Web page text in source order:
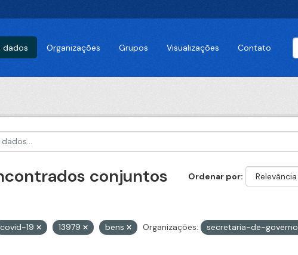
dados Organizações Grupos Visualizações Contato
Ordenar por
conjuntos
covid-19 13979 bens Organizações: secretaria-de-governo